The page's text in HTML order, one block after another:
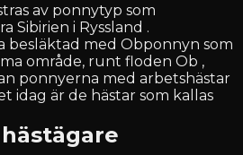
av ponnytyp som
Sibirien i Ryssland .
besläktad med Obponnyn som
område, runt floden Ob ,
ponnyerna med arbetshästar
idag är de hästar som kallas